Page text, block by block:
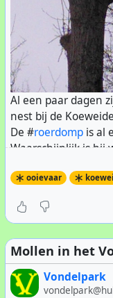
Zo staat de
allerlei planten en
voorkomen dat
hebben vrijwilligers
omheining
Toegang is geheel
De foto van de
Al een paar dagen
nest bij de
De #roerdomp is al
Waarschijnlijk is hij
gesnoeid.
ooievaar
Mollen in het
Vondelpark